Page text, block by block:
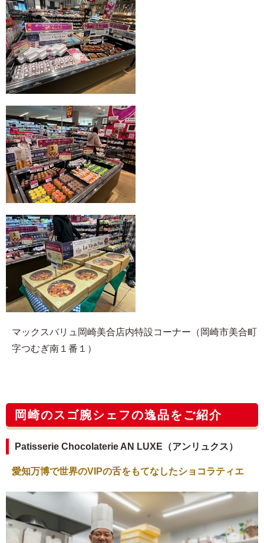
マックスバリュ岡崎美合店内特設コーナー（岡崎市美合町
字つむぎ南１番１）
岡崎のスゴ腕シェフの逸品をご紹介
Patisserie Chocolaterie AN LUXE（アンリュクス）
愛知万博で世界のVIPの舌をもてなしたショコラティエ